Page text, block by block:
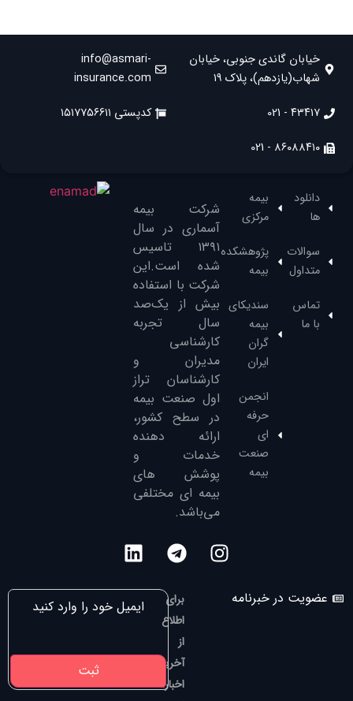
خیابان گاندی جنوبی، خیابان
شهاب(یازدهم)، پلاک ۱۹
۴۳۴۱۷ - 021
۸۶۰۸۸۴۱۰ - 021
info@asmari-
insurance.com
کدپستی ۱۵۱۷۷۵۶۶۱۱
دانلود
ها
سوالات
متداول
تماس
با ما
بیمه
مرکزی
پژوهشکده
بیمه
سندیکای
بیمه
گران
ایران
انجمن
حرفه
ای
صنعت
بیمه
شرکت بیمه
آسماری در سال
۱۳۹۱‌ تاسیس
شده است.این
شرکت با استفاده
بیش از یک‌صد
سال تجربه
کارشناسی
مدیران و
کارشناسان تراز
‌اول صنعت بیمه
در سطح کشور،
ارائه دهنده
خدمات و
پوشش های
بیمه ای مختلفی
می‌باشد.
عضویت در خبرنامه
برای
اطلاع
از
آخرین
اخبار،